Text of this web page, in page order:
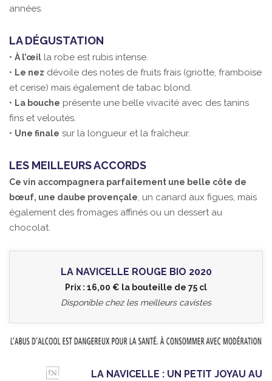
années.
LA DÉGUSTATION
• À l’œil la robe est rubis intense.
• Le nez dévoile des notes de fruits frais (griotte, framboise
et cerise) mais également de tabac blond.
• La bouche présente une belle vivacité avec des tanins
fins et veloutés.
• Une finale sur la longueur et la fraîcheur.
LES MEILLEURS ACCORDS
Ce vin accompagnera parfaitement une belle côte de
bœuf, une daube provençale, un canard aux figues, mais
également des fromages affinés ou un dessert au
chocolat.
LA NAVICELLE ROUGE BIO 2020
Prix : 16,00 € la bouteille de 75 cl
Disponible chez les meilleurs cavistes
LA NAVICELLE : UN PETIT JOYAU AU